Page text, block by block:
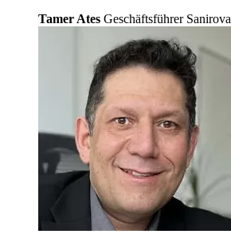
Tamer Ates Geschäftsführer Sanirova